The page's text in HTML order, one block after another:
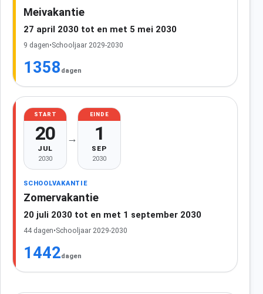
Meivakantie
27 april 2030 tot en met 5 mei 2030
9 dagen•Schooljaar 2029-2030
1358 dagen
START
20
JUL
2030
→
EINDE
1
SEP
2030
SCHOOLVAKANTIE
Zomervakantie
20 juli 2030 tot en met 1 september 2030
44 dagen•Schooljaar 2029-2030
1442dagen